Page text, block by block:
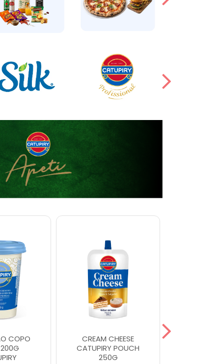
COPO
CREAM CHEESE
CATUPIRY POUCH
250G